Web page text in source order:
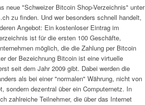
neue "Schweizer Bitcoin Shop-Verzeichnis" unter
zu finden. Und wer besonders schnell handelt,
Angebot: Ein kostenloser Eintrag im
ist für die ersten 100 Geschäfte,
möglich, die die Zahlung per Bitcoin
der Bezeichnung Bitcoin ist eine virtuelle
seit dem Jahr 2009 gibt. Dabei werden die
als bei einer "normalen" Währung, nicht von
sondern dezentral über ein Computernetz. In
zahlreiche Teilnehmer, die über das Internet